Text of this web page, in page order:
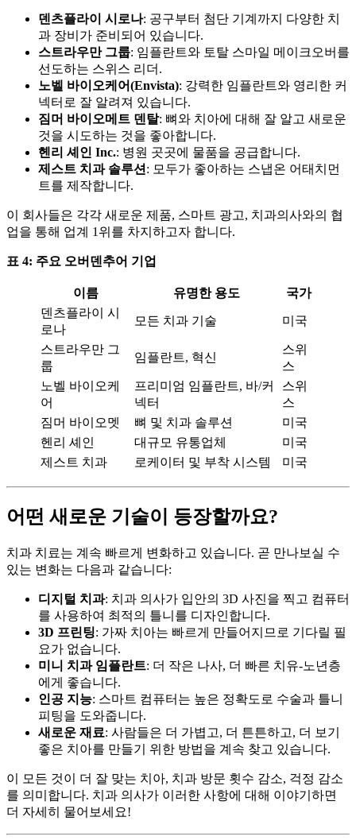
덴츠플라이 시로나: 공구부터 첨단 기계까지 다양한 치
과 장비가 준비되어 있습니다.
스트라우만 그룹: 임플란트와 토탈 스마일 메이크오버를
선도하는 스위스 리더.
노벨 바이오케어(Envista): 강력한 임플란트와 영리한 커
넥터로 잘 알려져 있습니다.
짐머 바이오메트 덴탈: 뼈와 치아에 대해 잘 알고 새로운
것을 시도하는 것을 좋아합니다.
헨리 셰인 Inc.: 병원 곳곳에 물품을 공급합니다.
제스트 치과 솔루션 : 모두가 좋아하는 스냅온 어태치먼
트를 제작합니다.
이 회사들은 각각 새로운 제품, 스마트 광고, 치과의사와의 협
업을 통해 업계 1위를 차지하고자 합니다.
표 4: 주요 오버덴추어 기업
이름 유명한 용도
국가
덴츠플라이 시
로나
모든 치과 기술 미국
스트라우만 그
룹
임플란트, 혁신
스위
스
노벨 바이오케
어
프리미엄 임플란트, 바/커
넥터
스위
스
짐머 바이오멧
뼈 및 치과 솔루션
미국
헨리 셰인
대규모 유통업체
미국
제스트 치과
로케이터 및 부착 시스템 미국
어떤 새로운 기술이 등장할까요?
치과 치료는 계속 빠르게 변화하고 있습니다. 곧 만나보실 수
있는 변화는 다음과 같습니다:
디지털 치과: 치과 의사가 입안의 3D 사진을 찍고 컴퓨터
를 사용하여 최적의 틀니를 디자인합니다.
3D 프린팅: 가짜 치아는 빠르게 만들어지므로 기다릴 필
요가 없습니다.
미니 치과 임플란트: 더 작은 나사, 더 빠른 치유-노년층
에게 좋습니다.
인공 지능: 스마트 컴퓨터는 높은 정확도로 수술과 틀니
피팅을 도와줍니다.
새로운 재료: 사람들은 더 가볍고, 더 튼튼하고, 더 보기
좋은 치아를 만들기 위한 방법을 계속 찾고 있습니다.
이 모든 것이 더 잘 맞는 치아, 치과 방문 횟수 감소, 걱정 감소
를 의미합니다. 치과 의사가 이러한 사항에 대해 이야기하면
더 자세히 물어보세요!